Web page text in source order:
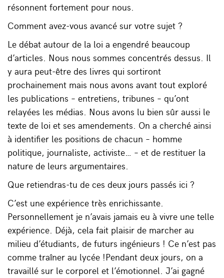
résonnent fortement pour nous.
Comment avez-vous avancé sur votre sujet ?
Le débat autour de la loi a engendré beaucoup
d’articles. Nous nous sommes concentrés dessus. Il
y aura peut-être des livres qui sortiront
prochainement mais nous avons avant tout exploré
les publications – entretiens, tribunes – qu’ont
relayées les médias. Nous avons lu bien sûr aussi le
texte de loi et ses amendements. On a cherché ainsi
à identifier les positions de chacun – homme
politique, journaliste, activiste… – et de restituer la
nature de leurs argumentaires.
Que retiendras-tu de ces deux jours passés ici ?
C’est une expérience très enrichissante.
Personnellement je n’avais jamais eu à vivre une telle
expérience. Déjà, cela fait plaisir de marcher au
milieu d’étudiants, de futurs ingénieurs ! Ce n’est pas
comme traîner au lycée !Pendant deux jours, on a
travaillé sur le corporel et l’émotionnel. J’ai gagné